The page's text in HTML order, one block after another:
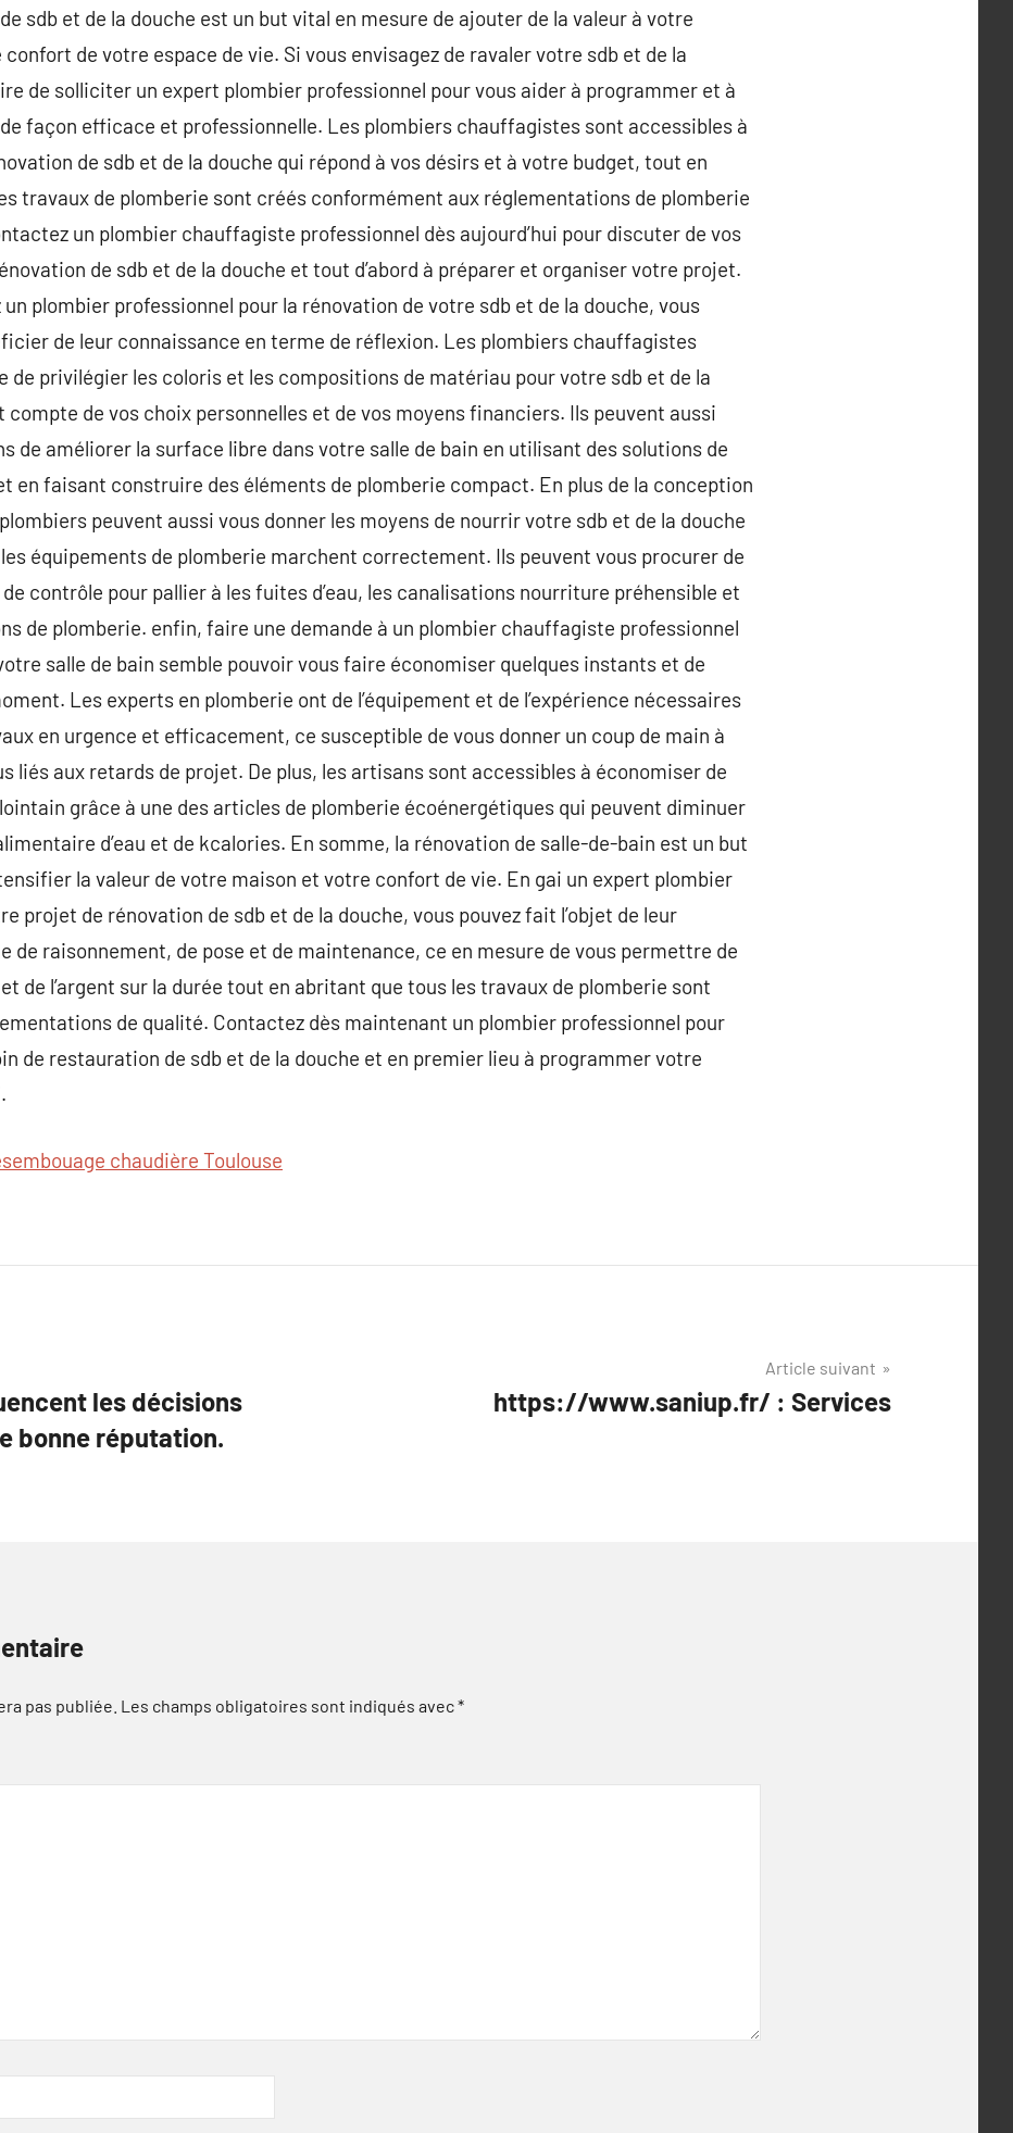
sdb et de la douche est un but vital en mesure de ajouter de la valeur à votre
de votre espace de vie. Si vous envisagez de ravaler votre sdb et de la
de solliciter un expert plombier professionnel pour vous aider à programmer et à
façon efficace et professionnelle. Les plombiers chauffagistes sont accessibles à
de sdb et de la douche qui répond à vos désirs et à votre budget, tout en
travaux de plomberie sont créés conformément aux réglementations de plomberie
un plombier chauffagiste professionnel dès aujourd’hui pour discuter de vos
de sdb et de la douche et tout d’abord à préparer et organiser votre projet.
plombier professionnel pour la rénovation de votre sdb et de la douche, vous
de leur connaissance en terme de réflexion. Les plombiers chauffagistes
de privilégier les coloris et les compositions de matériau pour votre sdb et de la
de vos choix personnelles et de vos moyens financiers. Ils peuvent aussi
de améliorer la surface libre dans votre salle de bain en utilisant des solutions de
en faisant construire des éléments de plomberie compact. En plus de la conception
peuvent aussi vous donner les moyens de nourrir votre sdb et de la douche
équipements de plomberie marchent correctement. Ils peuvent vous procurer de
contrôle pour pallier à les fuites d’eau, les canalisations nourriture préhensible et
de plomberie. enfin, faire une demande à un plombier chauffagiste professionnel
salle de bain semble pouvoir vous faire économiser quelques instants et de
Les experts en plomberie ont de l’équipement et de l’expérience nécessaires
en urgence et efficacement, ce susceptible de vous donner un coup de main à
liés aux retards de projet. De plus, les artisans sont accessibles à économiser de
lointain grâce à une des articles de plomberie écoénergétiques qui peuvent diminuer
d’eau et de kcalories. En somme, la rénovation de salle-de-bain est un but
la valeur de votre maison et votre confort de vie. En gai un expert plombier
projet de rénovation de sdb et de la douche, vous pouvez fait l’objet de leur
de raisonnement, de pose et de maintenance, ce en mesure de vous permettre de
de l’argent sur la durée tout en abritant que tous les travaux de plomberie sont
de qualité. Contactez dès maintenant un plombier professionnel pour
de restauration de sdb et de la douche et en premier lieu à programmer votre
chaudière Toulouse
les décisions
bonne réputation.
Article suivant
https://www.saniup.fr/ : Services
pas publiée. Les champs obligatoires sont indiqués avec*